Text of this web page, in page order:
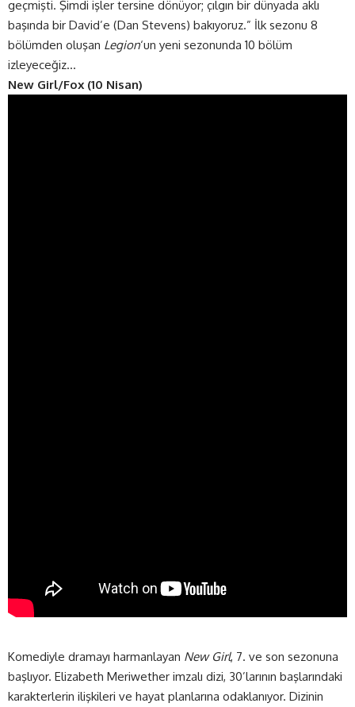
geçmişti. Şimdi işler tersine dönüyor; çılgın bir dünyada aklı
başında bir David’e (Dan Stevens) bakıyoruz.” İlk sezonu 8
bölümden oluşan Legion‘un yeni sezonunda 10 bölüm
izleyeceğiz…
New Girl/Fox (10 Nisan)
Komediyle dramayı harmanlayan New Girl, 7. ve son sezonuna
başlıyor. Elizabeth Meriwether imzalı dizi, 30’larının başlarındaki
karakterlerin ilişkileri ve hayat planlarına odaklanıyor. Dizinin